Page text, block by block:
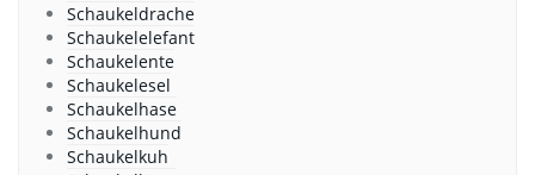
Schaukeldrache
Schaukelelefant
Schaukelente
Schaukelesel
Schaukelhase
Schaukelhund
Schaukelkuh